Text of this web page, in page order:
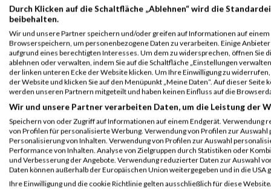
7793
Filip Barisic
7889
Stephan Ströher
7937
Lisa-Marie Heissel
8114
Meike Rath
8232
Simon Von Der Kuhlen
8015
Jan Kuropka
8150
Armin Scheid
8026
Michaela Lehmann
7932
Monika Heiling
7906
Andreas Robeller
Durch Klicken auf die Schaltfläche „Ablehnen“ wird die
beibehalten.
Wir und unsere Partner speichern und/oder greifen auf Informationen auf einem
Browserspeichern, um personenbezogene Daten zu verarbeiten. Einige
aufgrund eines berechtigten Interesses. Um dem zu widersprechen, öffnen Sie
ablehnen oder verwalten, indem Sie auf die Schaltfläche „Einstellungen
der linken unteren Ecke der Website klicken. Um Ihre Einwilligung zu
der Website und klicken Sie auf den Menüpunkt „Meine Daten“. Auf dieser
werden unseren Partnern mitgeteilt und haben keinen Einfluss auf die
Wir und unsere Partner verarbeiten Daten, um die Leistung der
Speichern von oder Zugriff auf Informationen auf einem Endgerät. Verwendung
von Profilen für personalisierte Werbung. Verwendung von Profilen zur
Personalisierung von Inhalten. Verwendung von Profilen zur Auswahl
Performance von Inhalten. Analyse von Zielgruppen durch Statistiken oder
und Verbesserung der Angebote. Verwendung reduzierter Daten zur Auswahl
Daten können außerhalb der Europäischen Union weitergegeben und in die USA
Ihre Einwilligung und die cookie Richtlinie gelten ausschließlich für diese